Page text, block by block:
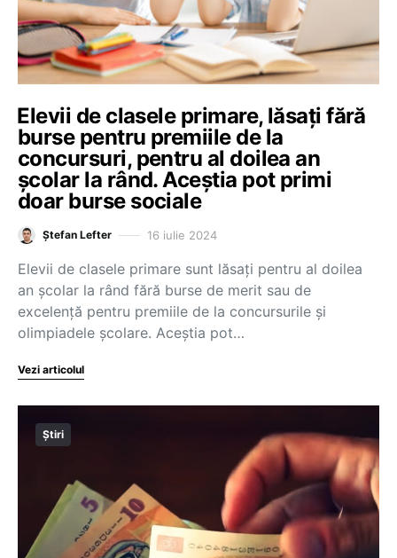
⁠Elevii de clasele primare, lăsați fără
burse pentru premiile de la
concursuri, pentru al doilea an
școlar la rând. Aceștia pot primi
doar burse sociale
Ștefan Lefter 16 iulie 2024
Elevii de clasele primare sunt lăsați pentru al doilea
an școlar la rând fără burse de merit sau de
excelență pentru premiile de la concursurile și
olimpiadele școlare. Aceștia pot…
Vezi articolul
Știri